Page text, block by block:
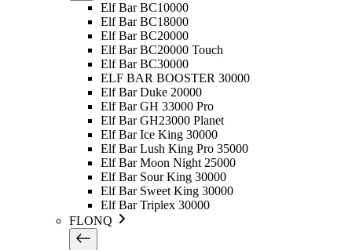
Elf Bar BC10000
Elf Bar BC18000
Elf Bar BC20000
Elf Bar BC20000 Touch
Elf Bar BC30000
ELF BAR BOOSTER 30000
Elf Bar Duke 20000
Elf Bar GH 33000 Pro
Elf Bar GH23000 Planet
Elf Bar Ice King 30000
Elf Bar Lush King Pro 35000
Elf Bar Moon Night 25000
Elf Bar Sour King 30000
Elf Bar Sweet King 30000
Elf Bar Triplex 30000
FLONQ